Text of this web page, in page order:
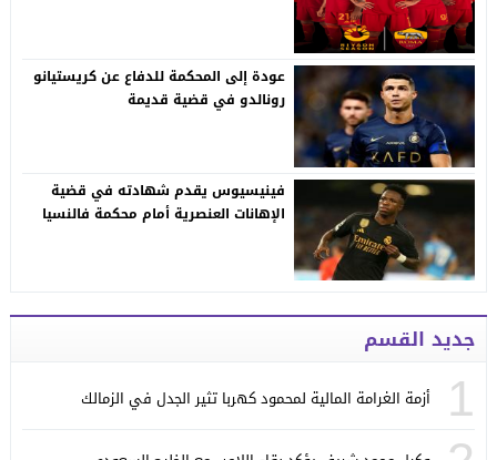
عودة إلى المحكمة للدفاع عن كريستيانو
رونالدو في قضية قديمة
فينيسيوس يقدم شهادته في قضية
الإهانات العنصرية أمام محكمة فالنسيا
جديد القسم
1 أزمة الغرامة المالية لمحمود كهربا تثير الجدل في الزمالك